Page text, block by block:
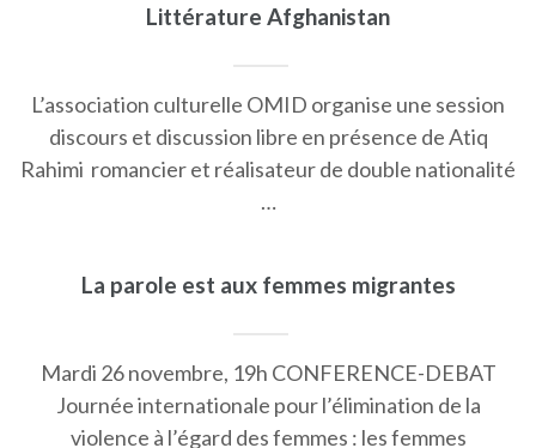
Littérature Afghanistan
L’association culturelle OMID organise une session
discours et discussion libre en présence de Atiq
Rahimi romancier et réalisateur de double nationalité
…
La parole est aux femmes migrantes
Mardi 26 novembre, 19h CONFERENCE-DEBAT
Journée internationale pour l’élimination de la
violence à l’égard des femmes : les femmes